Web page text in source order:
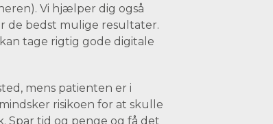
Vi hjælper dig også
de bedst mulige resultater.
tage rigtig gode digitale
mens patienten er i
risikoen for at skulle
Spar tid og penge og få det